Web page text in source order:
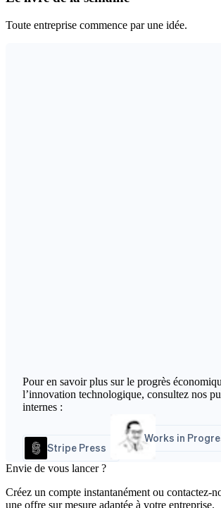
Toute entreprise commence par une idée.
Pour en savoir plus sur le progrès
l’innovation technologique, consultez nos
internes :
Stripe Press
Works in
Envie de vous lancer ?
Créez un compte instantanément ou contactez-
une offre sur mesure adaptée à votre entreprise.